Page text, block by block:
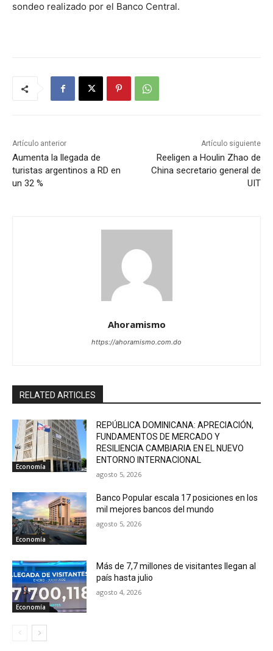
sondeo realizado por el Banco Central.
Artículo anterior
Aumenta la llegada de
turistas argentinos a RD en
un 32 %
Artículo siguiente
Reeligen a Houlin Zhao de
China secretario general de
UIT
Ahoramismo
https://ahoramismo.com.do
RELATED ARTICLES
Economía
REPÚBLICA DOMINICANA: APRECIACIÓN,
FUNDAMENTOS DE MERCADO Y
RESILIENCIA CAMBIARIA EN EL NUEVO
ENTORNO INTERNACIONAL
agosto 5, 2026
Economía
Banco Popular escala 17 posiciones en los
mil mejores bancos del mundo
agosto 5, 2026
Economía
Más de 7,7 millones de visitantes llegan al
país hasta julio
agosto 4, 2026